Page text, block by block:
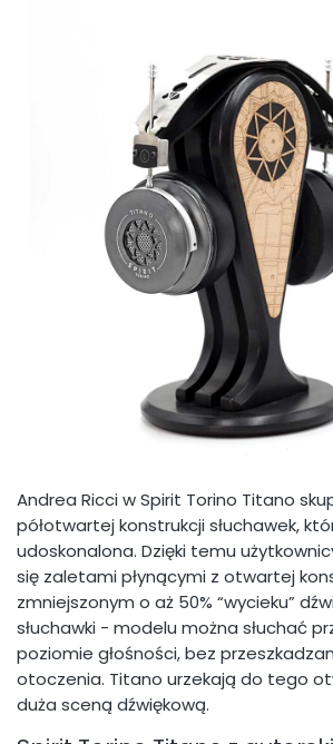
Andrea Ricci w Spirit Torino Titano
półotwartej konstrukcji słuchawek,
udoskonalona. Dzięki temu
się zaletami płynącymi z otwartej
zmniejszonym o aż 50% “wycieku”
słuchawki - modelu można słuchać
poziomie głośności, bez
otoczenia. Titano urzekają do tego
duża sceną dźwiękową.